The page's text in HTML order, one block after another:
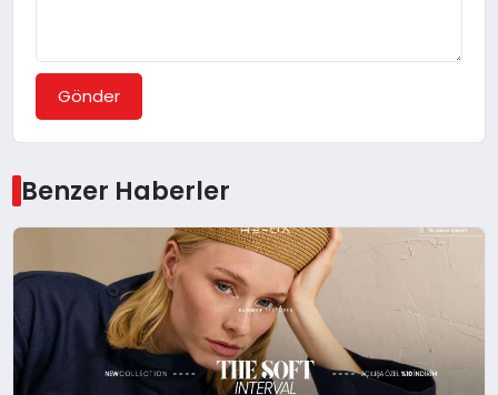
Gönder
Benzer Haberler